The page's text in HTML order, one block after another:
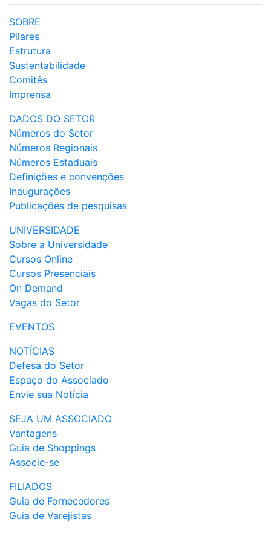
SOBRE
Pilares
Estrutura
Sustentabilidade
Comitês
Imprensa
DADOS DO SETOR
Números do Setor
Números Regionais
Números Estaduais
Definições e convenções
Inaugurações
Publicações de pesquisas
UNIVERSIDADE
Sobre a Universidade
Cursos Online
Cursos Presenciais
On Demand
Vagas do Setor
EVENTOS
NOTÍCIAS
Defesa do Setor
Espaço do Associado
Envie sua Notícia
SEJA UM ASSOCIADO
Vantagens
Guia de Shoppings
Associe-se
FILIADOS
Guia de Fornecedores
Guia de Varejistas